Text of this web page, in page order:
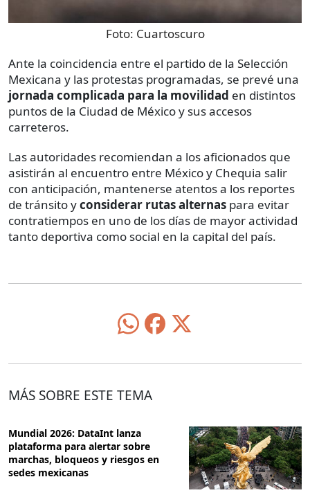
Foto: Cuartoscuro
Ante la coincidencia entre el partido de la Selección
Mexicana y las protestas programadas, se prevé una
jornada complicada para la movilidad en distintos
puntos de la Ciudad de México y sus accesos
carreteros.
Las autoridades recomiendan a los aficionados que
asistirán al encuentro entre México y Chequia salir
con anticipación, mantenerse atentos a los reportes
de tránsito yconsiderar rutas alternas para evitar
contratiempos en uno de los días de mayor actividad
tanto deportiva como social en la capital del país.
MÁS SOBRE ESTE TEMA
Mundial 2026: DataInt lanza
plataforma para alertar sobre
marchas, bloqueos y riesgos en
sedes mexicanas